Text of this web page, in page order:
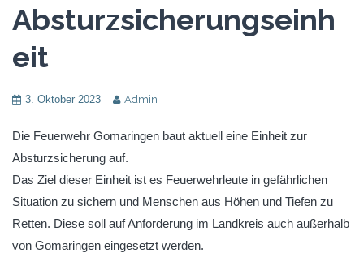
Absturzsicherungseinh
eit
3. Oktober 2023 Admin
Die Feuerwehr Gomaringen baut aktuell eine Einheit zur
Absturzsicherung auf.
Das Ziel dieser Einheit ist es Feuerwehrleute in gefährlichen
Situation zu sichern und Menschen aus Höhen und Tiefen zu
Retten. Diese soll auf Anforderung im Landkreis auch außerhalb
von Gomaringen eingesetzt werden.